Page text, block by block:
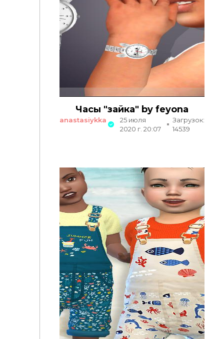
Часы "зайка" by feyona
anastasiykka
25 июля
2020 г. 20:07
Загрузок:
14539